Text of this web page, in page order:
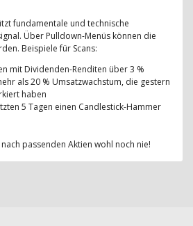
fundamentale und technische
Über Pulldown-Menüs können die
Beispiele für Scans:
mit Dividenden-Renditen über 3 %
als 20 % Umsatzwachstum, die gestern
haben
5 Tagen einen Candlestick-Hammer
passenden Aktien wohl noch nie!